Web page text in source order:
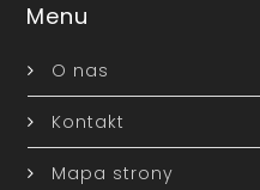
Menu
O nas
Kontakt
Mapa strony